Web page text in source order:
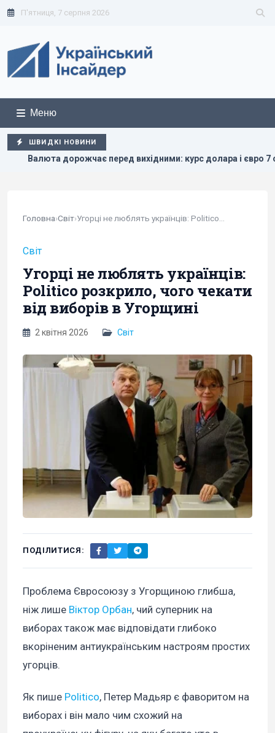
П'ятниця, 7 серпня 2026
Меню
ШВИДКІ НОВИНИ
долара і євро 7 серпня Дрони поцілили у склад
Головна›Світ›Угорці не люблять українців: Politico...
Світ
Угорці не люблять українців:
Politico розкрило, чого чекати
від виборів в Угорщині
2 квітня 2026 Світ
ПОДІЛИТИСЯ:
Проблема Євросоюзу з Угорщиною глибша,
ніж лише Віктор Орбан, чий суперник на
виборах також має відповідати глибоко
вкоріненим антиукраїнським настроям простих
угорців.
Як пише Politico, Петер Мадьяр є фаворитом на
виборах і він мало чим схожий на